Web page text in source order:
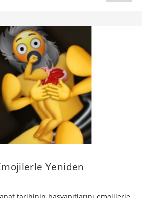
Yeniden